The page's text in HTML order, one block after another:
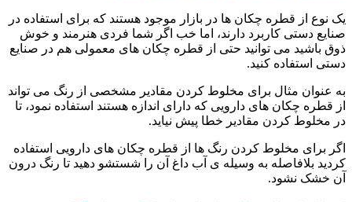
یک نوع از قطره چکان ها در بازار موجود هستند که برای استفاده در
صنایع دستی کاربرد دارند، اما خب اگر شما فردی هنرمند و خوش
ذوق باشید می توانید حتی از قطره چکان های معمولی هم در صنایع
دستی استفاده کنید.
به عنوان مثال برای مخلوط کردن مقادیر مشخصی از رنگ می تواند
از قطره چکان های دارویی که دارای اندازه هستند استفاده نمود، تا
در مخلوط کردن مقادیر خطا پیش نیاید.
اگر برای مخلوط کردن رنگ ها از قطره چکان های دارویی استفاده
کردید بلافاصله به وسیله ی آب داغ آن را شستشو دهید تا رنگ درون
آن خشک نشود.